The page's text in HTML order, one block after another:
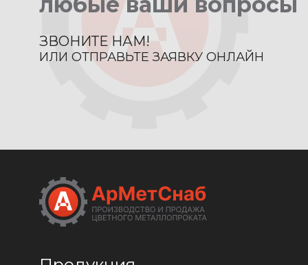
ЗВОНИТЕ НАМ!
ИЛИ ОТПРАВЬТЕ ЗАЯВКУ ОНЛАЙН